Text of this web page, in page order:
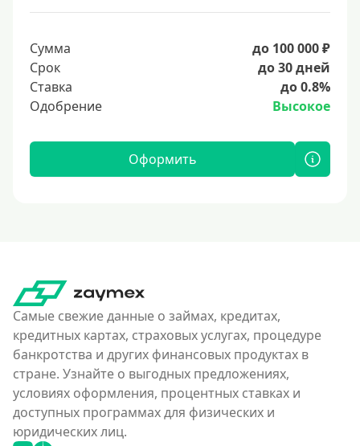
Сумма
до 100 000 ₽
Срок
до 30 дней
Ставка
до 0.8%
Одобрение
Высокое
Оформить
Самые свежие данные о займах, кредитах,
кредитных картах, страховых услугах, процедуре
банкротства и других финансовых продуктах в
стране. Узнайте о выгодных предложениях,
условиях оформления, процентных ставках и
доступных программах для физических и
юридических лиц.